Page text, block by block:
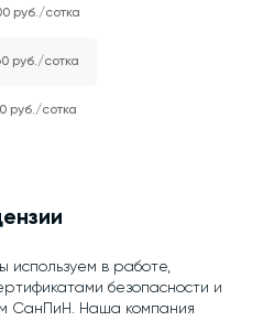
руб./сотка
руб./сотка
руб./сотка
используем в работе,
безопасности и
СанПиН. Наша компания